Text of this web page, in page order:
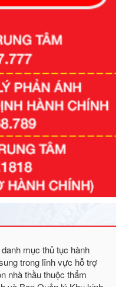
của Chính phủ: Quy
giai đoạn 2026 - 2030
mục thủ tục hành
trong lĩnh vực hỗ trợ
thầu thuộc thẩm
và Ban Quản lý Khu kinh